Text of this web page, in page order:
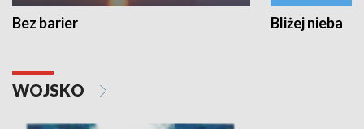
Bez barier Bliżej nieba
WOJSKO